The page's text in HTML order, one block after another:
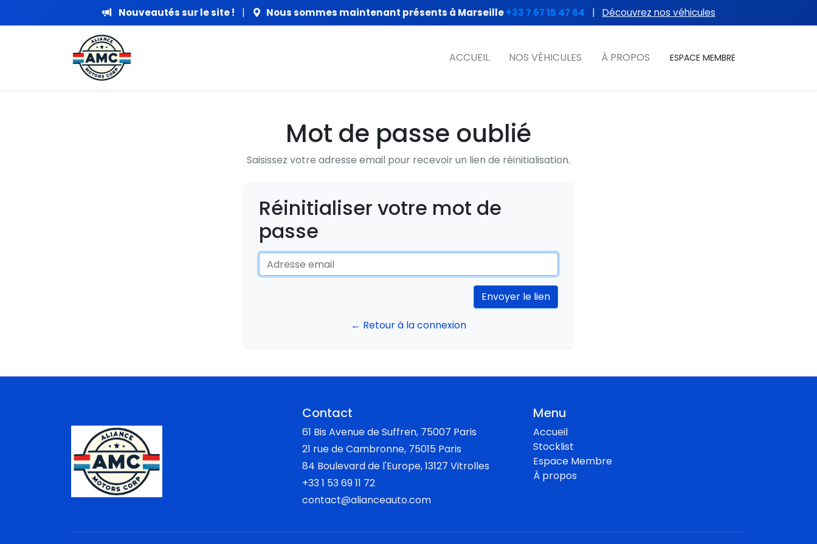
Nouveautés sur le site ! | Nous sommes maintenant présents à Marseille+33 7 67 15 47 64 | Découvrez nos véhicules
ACCUEIL NOS VÉHICULES À PROPOS ESPACE MEMBRE
Mot de passe oublié
Saisissez votre adresse email pour recevoir un lien de réinitialisation.
Réinitialiser votre mot de
passe
Envoyer le lien
← Retour à la connexion
Contact
61 Bis Avenue de Suffren, 75007 Paris
21 rue de Cambronne, 75015 Paris
84 Boulevard de l'Europe, 13127 Vitrolles
+33 1 53 69 11 72
contact@alianceauto.com
Menu
Accueil
Stocklist
Espace Membre
À propos